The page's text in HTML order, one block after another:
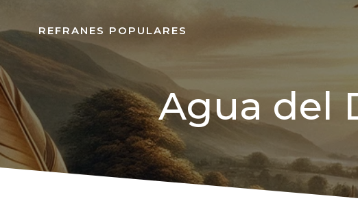
REFRANES POPULARES
Agua del